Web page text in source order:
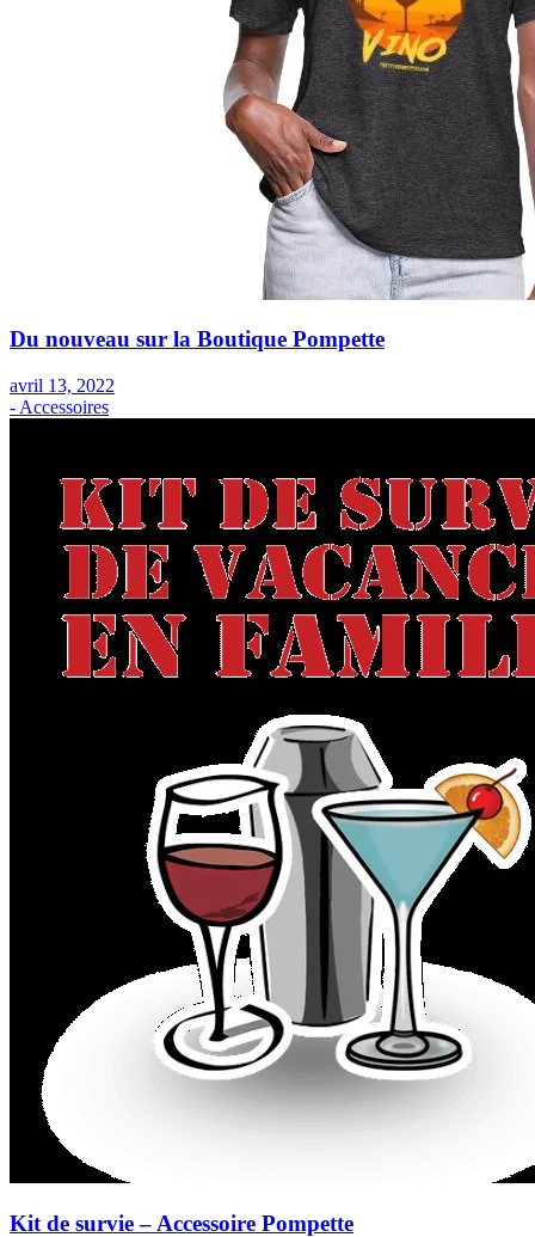
Du nouveau sur la Boutique Pompette
avril 13, 2022
- Accessoires
Kit de survie – Accessoire Pompette